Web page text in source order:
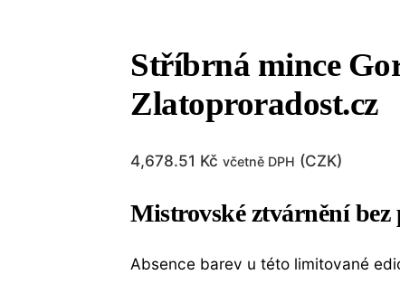
Stříbrná mince
Zlatoproradost.cz
4,678.51 Kč včetně DPH (CZK)
Mistrovské ztvárnění
Absence barev u této limitované